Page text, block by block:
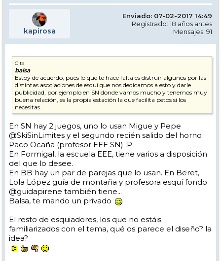
kapirosa
Enviado: 07-02-2017 14:49
Registrado: 18 años antes
Mensajes: 91
Cita
balsa
Estoy de acuerdo, pués lo que te hace falta es distruir algunos por las
distintas asociaciones de esquí que nos dedicamos a esto y darle
publicidad, por ejemplo en SN donde vamos mucho y tenemos muy
buena relación, es la propia estación la que facilita petos si los
necesitas.
En SN hay 2 juegos, uno lo usan Migue y Pepe
@SkiSinLimites y el segundo recién salido del horno
Paco Ocaña (profesor EEE SN) ;P
En Formigal, la escuela EEE, tiene varios a disposición
del que lo desee.
En BB hay un par de parejas que lo usan. En Beret,
Lola López guía de montaña y profesora esquí fondo
@guidapirene también tiene...
Balsa, te mando un privado
El resto de esquiadores, los que no estáis
familiarizados con el tema, qué os parece el diseño? la
idea?